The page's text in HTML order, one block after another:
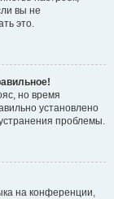
вы не
это.
но время
установлено
проблемы.
на конференции,